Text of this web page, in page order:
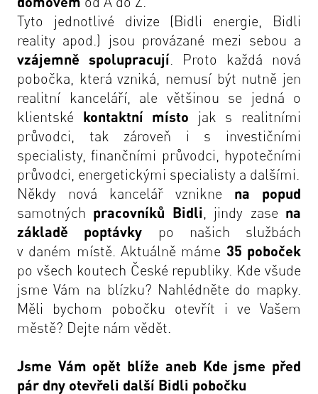
Tyto jednotlivé divize (Bidli energie, Bidli
reality apod.) jsou provázané mezi sebou a
vzájemně spolupracují. Proto každá nová
pobočka, která vzniká, nemusí být nutně jen
realitní kanceláří, ale většinou se jedná o
klientské kontaktní místo jak s realitními
průvodci, tak zároveň i s investičními
specialisty, finančními průvodci, hypotečními
průvodci, energetickými specialisty a dalšími.
Někdy nová kancelář vznikne na popud
samotných pracovníků Bidli, jindy zase na
základě poptávky po našich službách
v daném místě. Aktuálně máme 35 poboček
po všech koutech České republiky. Kde všude
jsme Vám na blízku? Nahlédněte do mapky.
Měli bychom pobočku otevřít i ve Vašem
městě? Dejte nám vědět.
Jsme Vám opět blíže aneb Kde jsme před
pár dny otevřeli další Bidli pobočku